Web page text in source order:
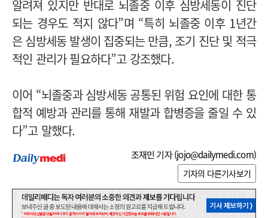
알려져 있지만 반대로 뇌졸중 이후 심방세동이 진단
되는 경우도 적지 않다”며 “특히 뇌졸중 이후 1년간
은 심방세동 발생이 집중되는 만큼, 조기 진단 및 적극
적인 관리가 필요하다”고 강조했다.
이어 “뇌졸중과 심방세동 공통된 위험 요인에 대한 통
합적 예방과 관리를 통해 재발과 합병증을 줄일 수 있
다”고 말했다.
조재민 기자 (jojo@dailymedi.com)
기자의 다른기사보기